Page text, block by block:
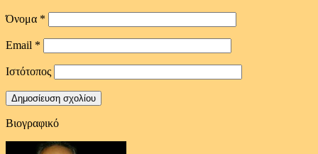
Όνομα *
Email *
Ιστότοπος
Βιογραφικό